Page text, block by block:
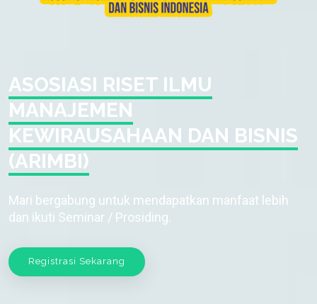
ASOSIASI RISET ILMU
MANAJEMEN
KEWIRAUSAHAAN DAN BISNIS
(ARIMBI)
Mari bergabung untuk mendapatkan manfaat lebih
dan ikuti Seminar / Prosiding.
Registrasi Sekarang